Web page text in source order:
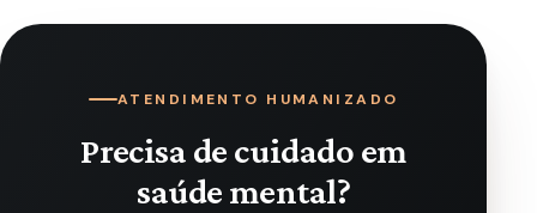
ATENDIMENTO HUMANIZADO
Precisa de cuidado em
saúde mental?